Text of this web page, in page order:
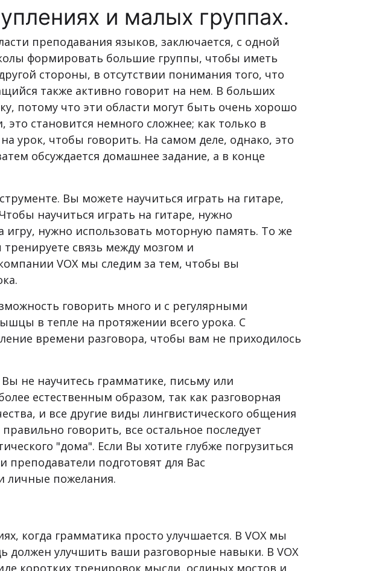
и малых группах.
преподавания языков, заключается, с одной
формировать большие группы, чтобы иметь
стороны, в отсутствии понимания того, что
также активно говорит на нем. В больших
потому что эти области могут быть очень хорошо
становится немного сложнее; как только в
урок, чтобы говорить. На самом деле, однако, это
обсуждается домашнее задание, а в конце
Вы можете научиться играть на гитаре,
научиться играть на гитаре, нужно
нужно использовать моторную память. То же
связь между мозгом и
VOX мы следим за тем, чтобы вы
говорить много и с регулярными
в тепле на протяжении всего урока. С
времени разговора, чтобы вам не приходилось
не научитесь грамматике, письму или
естественным образом, так как разговорная
и все другие виды лингвистического общения
говорить, все остальное последует
"дома". Если Вы хотите глубже погрузиться
подготовят для Вас
личные пожелания.
когда грамматика просто улучшается. В VOX мы
должен улучшить ваши разговорные навыки. В VOX
коротких тренировок мысли, ослиных мостов и